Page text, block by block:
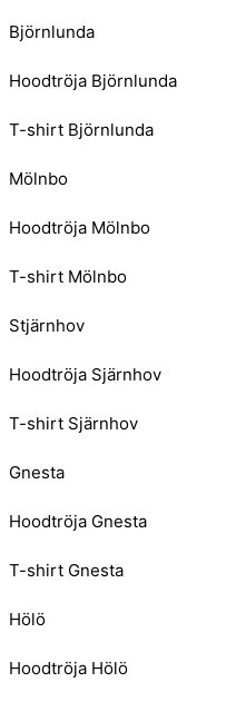
Björnlunda
Hoodtröja Björnlunda
T-shirt Björnlunda
Mölnbo
Hoodtröja Mölnbo
T-shirt Mölnbo
Stjärnhov
Hoodtröja Sjärnhov
T-shirt Sjärnhov
Gnesta
Hoodtröja Gnesta
T-shirt Gnesta
Hölö
Hoodtröja Hölö